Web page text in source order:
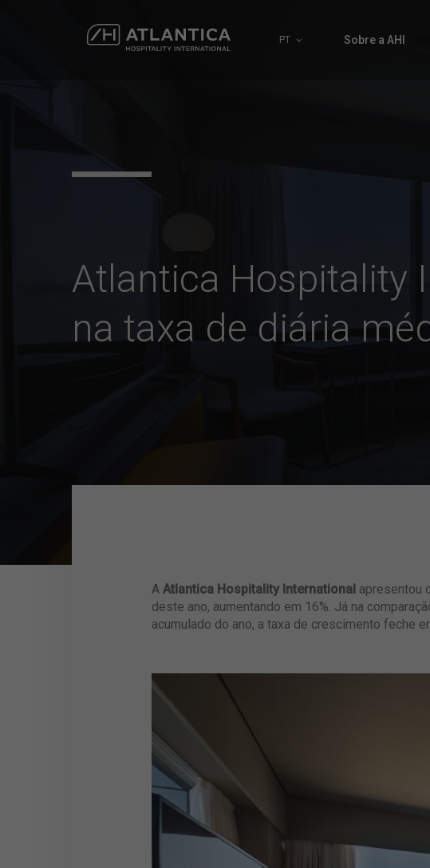
PT Sobre a AHI
Atlantica Hospitality
na taxa de diária
A Atlantica Hospitality International apresentou
deste ano, aumentando em 16%. Já na
acumulado do ano, a taxa de crescimento feche